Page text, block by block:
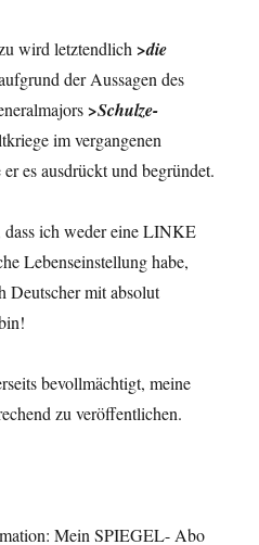
wird letztendlich>die
der Aussagen des
>Schulze-
im vergangenen
es ausdrückt und begründet.
ich weder eine LINKE
Lebenseinstel­lung habe,
Deutscher mit absolut
bevollmächtigt, meine
zu veröffentlichen.
Mein SPIEGEL- Abo